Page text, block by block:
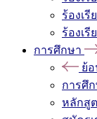
ร้องเ
ร้องเ
การศึกษา
ย้
การศึ
หลักสู